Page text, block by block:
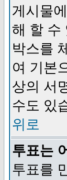
게시물
해 할 수
박스를
여 기본
상의 서
수도 있
위로
투표는
투표를